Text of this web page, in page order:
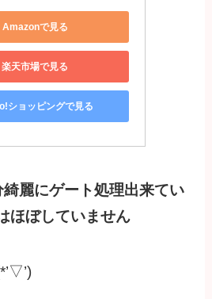
Amazonで見る
楽天市場で見る
ショッピングで見る
麗にゲート処理出来てい
ほぼしていません